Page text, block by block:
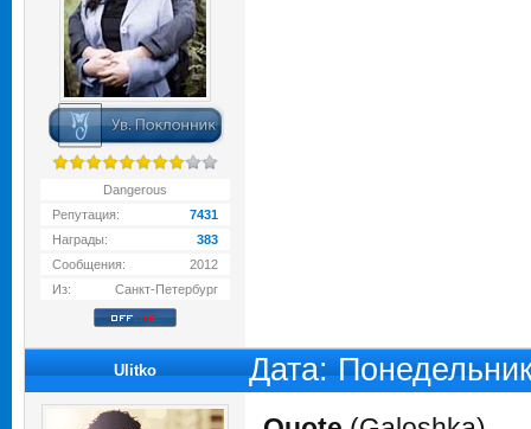
Dangerous
Репутация:
7431
Награды:
383
Сообщения:
2012
Из:
Санкт-Петербург
Ulitko Дата: